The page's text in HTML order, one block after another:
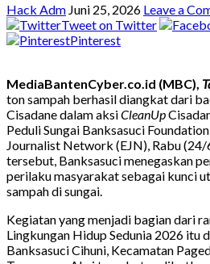
Hack Adm Juni 25, 2026 Leave a
Tweet on Twitter
Pinterest
MediaBantenCyber.co.id (MBC),
ton sampah berhasil diangkat dari
Cisadane dalam aksiCleanUp
Peduli Sungai Banksasuci
Journalist Network (EJN), Rabu
tersebut, Banksasuci menegaskan
perilaku masyarakat sebagai kunci
sampah di sungai.
Kegiatan yang menjadi bagian dari
Lingkungan Hidup Sedunia 2026 itu
Banksasuci Cihuni, Kecamatan